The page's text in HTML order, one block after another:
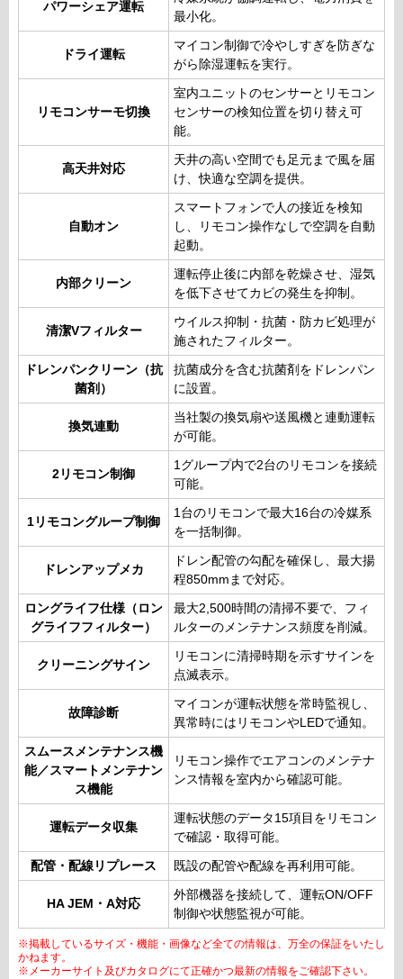
パワーシェア運転
最小化。
ドライ運転
マイコン制御で冷やしすぎを防ぎな
がら除湿運転を実行。
リモコンサーモ切換
室内ユニットのセンサーとリモコン
センサーの検知位置を切り替え可
能。
高天井対応
天井の高い空間でも足元まで風を届
け、快適な空調を提供。
自動オン
スマートフォンで人の接近を検知
し、リモコン操作なしで空調を自動
起動。
内部クリーン
運転停止後に内部を乾燥させ、湿気
を低下させてカビの発生を抑制。
清潔Vフィルター
ウイルス抑制・抗菌・防カビ処理が
施されたフィルター。
ドレンパンクリーン（抗
菌剤）
抗菌成分を含む抗菌剤をドレンパン
に設置。
換気連動
当社製の換気扇や送風機と連動運転
が可能。
2リモコン制御
1グループ内で2台のリモコンを接続
可能。
1リモコングループ制御
1台のリモコンで最大16台の冷媒系
を一括制御。
ドレンアップメカ
ドレン配管の勾配を確保し、最大揚
程850mmまで対応。
ロングライフ仕様（ロン
グライフフィルター）
最大2,500時間の清掃不要で、フィ
ルターのメンテナンス頻度を削減。
クリーニングサイン
リモコンに清掃時期を示すサインを
点滅表示。
故障診断
マイコンが運転状態を常時監視し、
異常時にはリモコンやLEDで通知。
スムースメンテナンス機
能／スマートメンテナン
ス機能
リモコン操作でエアコンのメンテナ
ンス情報を室内から確認可能。
運転データ収集
運転状態のデータ15項目をリモコン
で確認・取得可能。
配管・配線リプレース 既設の配管や配線を再利用可能。
HA JEM・A対応
外部機器を接続して、運転ON/OFF
制御や状態監視が可能。
※掲載しているサイズ・機能・画像など全ての情報は、万全の保証をいたし
かねます。
※メーカーサイト及びカタログにて正確かつ最新の情報をご確認下さい。